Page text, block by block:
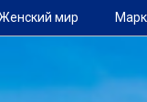
мир